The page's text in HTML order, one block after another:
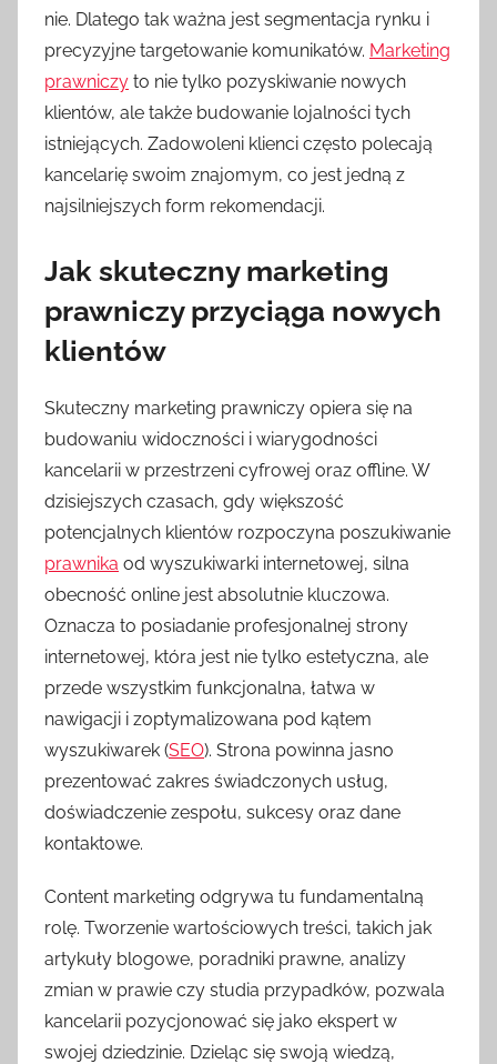
nie. Dlatego tak ważna jest segmentacja rynku i
precyzyjne targetowanie komunikatów. Marketing
prawniczy to nie tylko pozyskiwanie nowych
klientów, ale także budowanie lojalności tych
istniejących. Zadowoleni klienci często polecają
kancelarię swoim znajomym, co jest jedną z
najsilniejszych form rekomendacji.
Jak skuteczny marketing
prawniczy przyciąga nowych
klientów
Skuteczny marketing prawniczy opiera się na
budowaniu widoczności i wiarygodności
kancelarii w przestrzeni cyfrowej oraz offline. W
dzisiejszych czasach, gdy większość
potencjalnych klientów rozpoczyna poszukiwanie
prawnika od wyszukiwarki internetowej, silna
obecność online jest absolutnie kluczowa.
Oznacza to posiadanie profesjonalnej strony
internetowej, która jest nie tylko estetyczna, ale
przede wszystkim funkcjonalna, łatwa w
nawigacji i zoptymalizowana pod kątem
wyszukiwarek (SEO). Strona powinna jasno
prezentować zakres świadczonych usług,
doświadczenie zespołu, sukcesy oraz dane
kontaktowe.
Content marketing odgrywa tu fundamentalną
rolę. Tworzenie wartościowych treści, takich jak
artykuły blogowe, poradniki prawne, analizy
zmian w prawie czy studia przypadków, pozwala
kancelarii pozycjonować się jako ekspert w
swojej dziedzinie. Dzieląc się swoją wiedzą,